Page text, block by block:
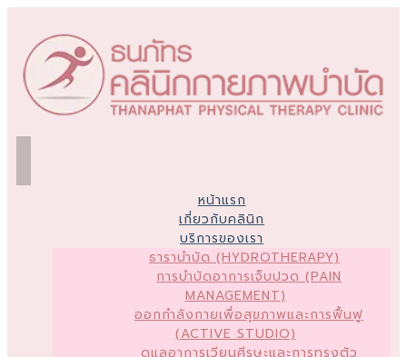
หน้าแรก
เกี่ยวกับคลินิก
บริการของเรา
ธาราบำบัด (HYDROTHERAPY)
การบำบัดอาการเจ็บปวด (PAIN
MANAGEMENT)
ออกกำลังกายเพื่อสุขภาพและการฟื้นฟู
(ACTIVE STUDIO)
ดูแลอาการเวียนศีรษะและการทรงตัว